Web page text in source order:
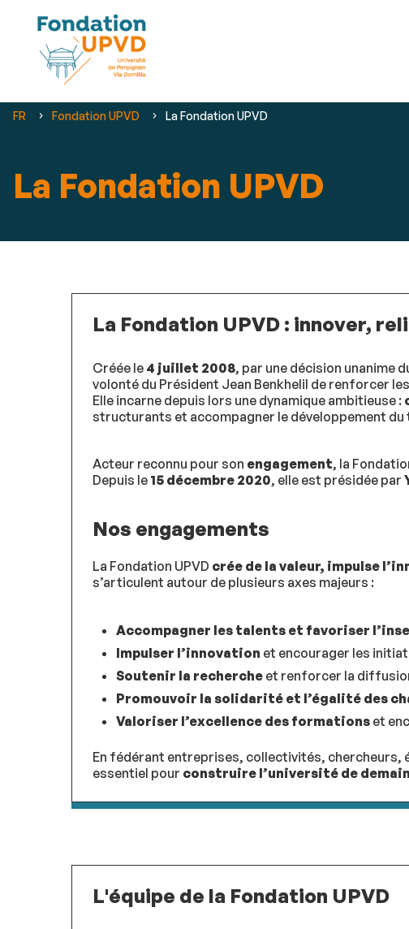
Vous
FR Fondation UPVD La Fondation UPVD
La Fondation UPVD
La Fondation UPVD : innover,
Créée le 4 juillet 2008, par une décision unanime
volonté du Président Jean Benkhelil de renforcer
Elle incarne depuis lors une dynamique ambitieuse :
structurants et accompagner le développement
Acteur reconnu pour son engagement, la
Depuis le 15 décembre 2020, elle est présidée par
Nos engagements
La Fondation UPVD crée de la valeur, impulse
s’articulent autour de plusieurs axes majeurs :
Accompagner les talents et favoriser
Impulser l’innovation et encourager les
Soutenir la rechercheet renforcer la
Promouvoir la solidarité et l’égalité des
Valoriser l’excellence des formationset
En fédérant entreprises, collectivités, chercheurs,
essentiel pour construire l’université de demain
L'équipe de la Fondation UPVD